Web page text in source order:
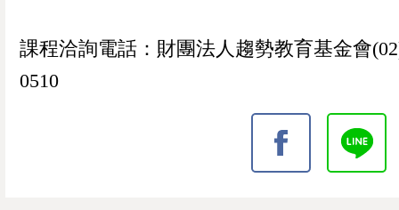
課程洽詢電話：財團法人趨勢教育基金會
0510